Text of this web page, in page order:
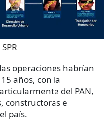
SPR
operaciones habrían
años, con la
del PAN,
constructoras e
país.